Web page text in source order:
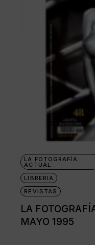
LA FOTOGRAFÍA
ACTUAL
LIBRERÍA
REVISTAS
LA
MAYO 1995